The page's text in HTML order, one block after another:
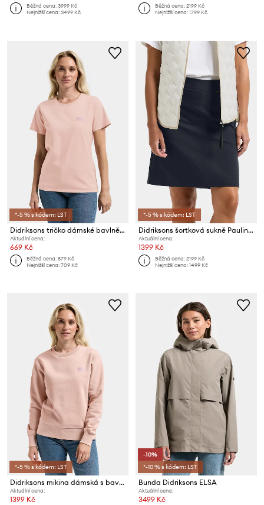
Běžná cena:3999 Kč
Nejnižší cena:3499 Kč
Běžná cena:2199 Kč
Nejnižší cena:1799 Kč
*-5 % s kódem: LST
Didriksons tričko dámské bavlněné HOLLY
Aktuální cena:
669 Kč
Běžná cena:879 Kč
Nejnižší cena:709 Kč
*-5 % s kódem: LST
Didriksons šortková sukně Paulina
Aktuální cena:
1399 Kč
Běžná cena:2199 Kč
Nejnižší cena:1499 Kč
*-5 % s kódem: LST
Didriksons mikina dámská s bavlnou CALLIE
Aktuální cena:
1399 Kč
-10%
*-10 % s kódem: LST
Bunda Didriksons ELSA
Aktuální cena:
3499 Kč